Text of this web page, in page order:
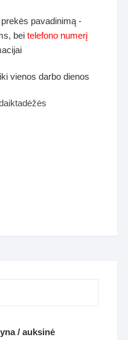
pavadinimą -
beitelefono numerį
vienos darbo dienos
/ auksinė